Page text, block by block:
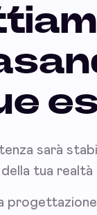
sarà
tua